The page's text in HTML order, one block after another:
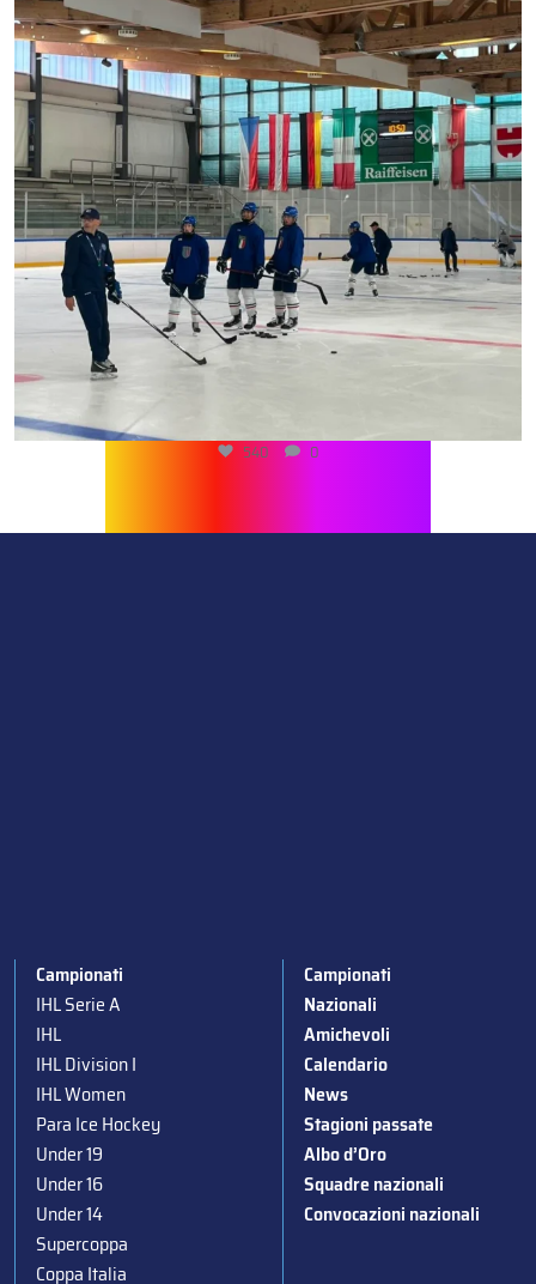
540 0
Campionati
IHL Serie A
IHL
IHL Division I
IHL Women
Para Ice Hockey
Under 19
Under 16
Under 14
Supercoppa
Coppa Italia
Campionati
Nazionali
Amichevoli
Calendario
News
Stagioni passate
Albo d’Oro
Squadre nazionali
Convocazioni nazionali